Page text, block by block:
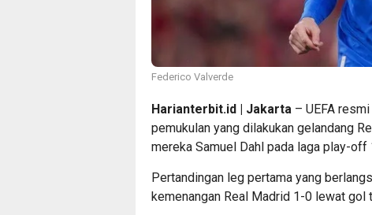
Federico Valverde
Harianterbit.id | Jakarta – UEFA
pemukulan yang dilakukan gelandang
mereka Samuel Dahl pada laga play-off
Pertandingan leg pertama yang
kemenangan Real Madrid 1-0 lewat gol